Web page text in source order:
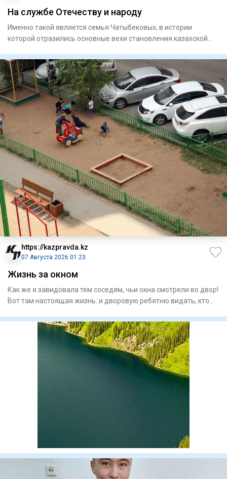
На службе Отечеству и народу
Именно такой является семья Чатыбековых, в истории
которой отразились основные вехи становления казахской
https://kazpravda.kz
07 Августа 2026 01:23
Жизнь за окном
Как же я завидовала тем соседям, чьи окна смотрели во двор!
Вот там настоящая жизнь: и дворовую ребятню видать, кто